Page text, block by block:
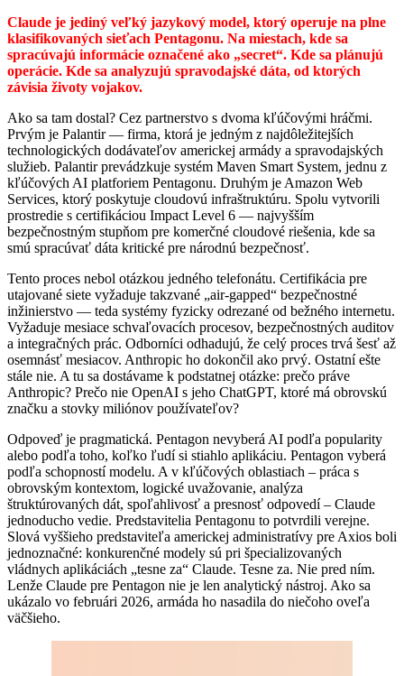
Claude je jediný veľký jazykový model, ktorý operuje na plne
klasifikovaných sieťach Pentagonu. Na miestach, kde sa
spracúvajú informácie označené ako „secret“. Kde sa plánujú
operácie. Kde sa analyzujú spravodajské dáta, od ktorých
závisia životy vojakov.
Ako sa tam dostal? Cez partnerstvo s dvoma kľúčovými hráčmi.
Prvým je Palantir — firma, ktorá je jedným z najdôležitejších
technologických dodávateľov americkej armády a spravodajských
služieb. Palantir prevádzkuje systém Maven Smart System, jednu z
kľúčových AI platforiem Pentagonu. Druhým je Amazon Web
Services, ktorý poskytuje cloudovú infraštruktúru. Spolu vytvorili
prostredie s certifikáciou Impact Level 6 — najvyšším
bezpečnostným stupňom pre komerčné cloudové riešenia, kde sa
smú spracúvať dáta kritické pre národnú bezpečnosť.
Tento proces nebol otázkou jedného telefonátu. Certifikácia pre
utajované siete vyžaduje takzvané „air-gapped“ bezpečnostné
inžinierstvo — teda systémy fyzicky odrezané od bežného internetu.
Vyžaduje mesiace schvaľovacích procesov, bezpečnostných auditov
a integračných prác. Odborníci odhadujú, že celý proces trvá šesť až
osemnásť mesiacov. Anthropic ho dokončil ako prvý. Ostatní ešte
stále nie. A tu sa dostávame k podstatnej otázke: prečo práve
Anthropic? Prečo nie OpenAI s jeho ChatGPT, ktoré má obrovskú
značku a stovky miliónov používateľov?
Odpoveď je pragmatická. Pentagon nevyberá AI podľa popularity
alebo podľa toho, koľko ľudí si stiahlo aplikáciu. Pentagon vyberá
podľa schopností modelu. A v kľúčových oblastiach – práca s
obrovským kontextom, logické uvažovanie, analýza
štruktúrovaných dát, spoľahlivosť a presnosť odpovedí – Claude
jednoducho vedie. Predstavitelia Pentagonu to potvrdili verejne.
Slová vyššieho predstaviteľa americkej administratívy pre Axios boli
jednoznačné: konkurenčné modely sú pri špecializovaných
vládnych aplikáciách „tesne za“ Claude. Tesne za. Nie pred ním.
Lenže Claude pre Pentagon nie je len analytický nástroj. Ako sa
ukázalo vo februári 2026, armáda ho nasadila do niečoho oveľa
väčšieho.